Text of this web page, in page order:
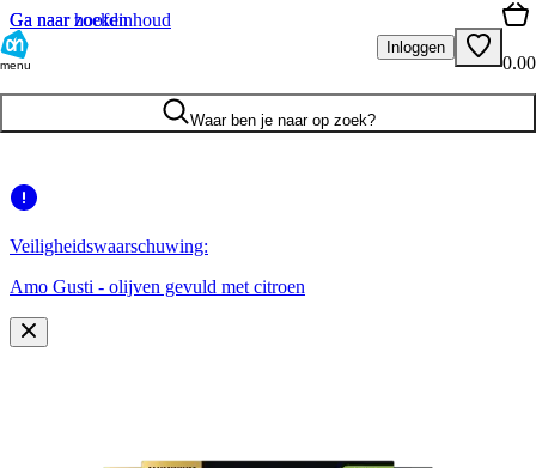
Ga naar hoofdinhoud
Ga naar zoeken
menu
Inloggen
0.00
Waar ben je naar op zoek?
Veiligheidswaarschuwing:
Amo Gusti - olijven gevuld met citroen